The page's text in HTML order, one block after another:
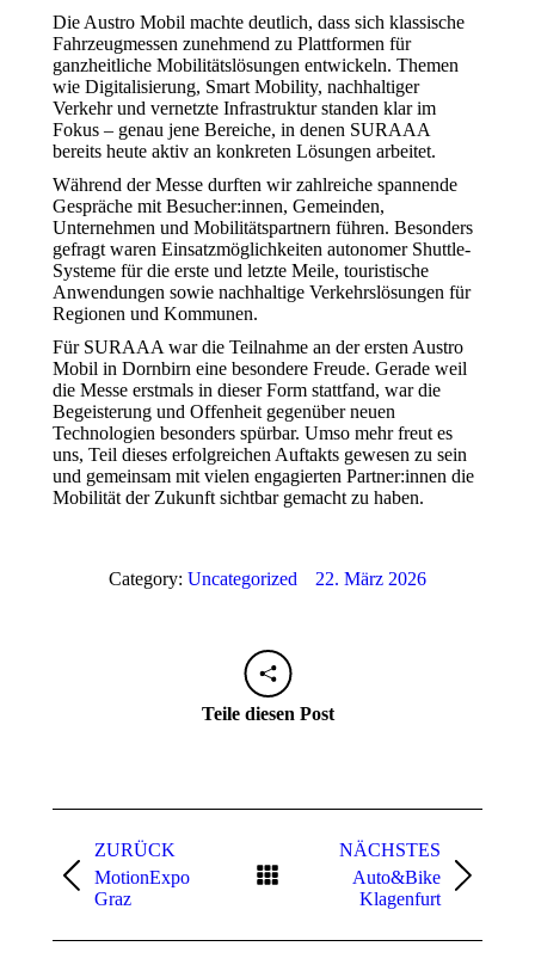
Die Austro Mobil machte deutlich, dass sich klassische
Fahrzeugmessen zunehmend zu Plattformen für
ganzheitliche Mobilitätslösungen entwickeln. Themen
wie Digitalisierung, Smart Mobility, nachhaltiger
Verkehr und vernetzte Infrastruktur standen klar im
Fokus – genau jene Bereiche, in denen SURAAA
bereits heute aktiv an konkreten Lösungen arbeitet.
Während der Messe durften wir zahlreiche spannende
Gespräche mit Besucher:innen, Gemeinden,
Unternehmen und Mobilitätspartnern führen. Besonders
gefragt waren Einsatzmöglichkeiten autonomer Shuttle-
Systeme für die erste und letzte Meile, touristische
Anwendungen sowie nachhaltige Verkehrslösungen für
Regionen und Kommunen.
Für SURAAA war die Teilnahme an der ersten Austro
Mobil in Dornbirn eine besondere Freude. Gerade weil
die Messe erstmals in dieser Form stattfand, war die
Begeisterung und Offenheit gegenüber neuen
Technologien besonders spürbar. Umso mehr freut es
uns, Teil dieses erfolgreichen Auftakts gewesen zu sein
und gemeinsam mit vielen engagierten Partner:innen die
Mobilität der Zukunft sichtbar gemacht zu haben.
Category: Uncategorized 22. März 2026
Teile diesen Post
ZURÜCK
Vorheriger
Beitrag:
MotionExpo
Graz
NÄCHSTES
Nächster
Beitrag:
Auto&Bike
Klagenfurt